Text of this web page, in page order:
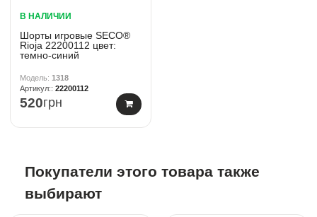
В НАЛИЧИИ
Шорты игровые SECO®
Rioja 22200112 цвет:
темно-синий
1318
22200112
520грн
Покупатели этого товара также
выбирают